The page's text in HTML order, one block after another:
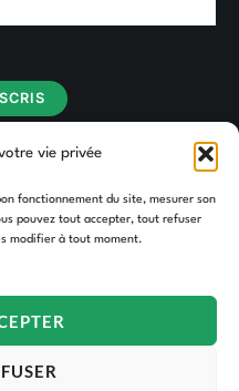
vie privée
fonctionnement du site, mesurer son
pouvez tout accepter, tout refuser
modifier à tout moment.